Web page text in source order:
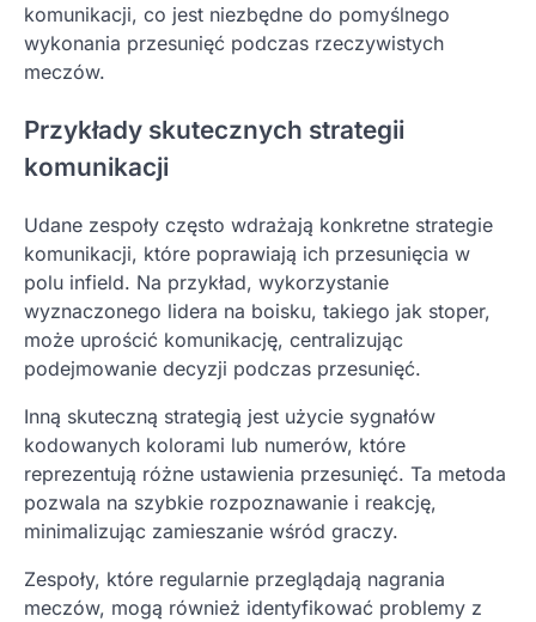
komunikacji, co jest niezbędne do pomyślnego
wykonania przesunięć podczas rzeczywistych
meczów.
Przykłady skutecznych strategii
komunikacji
Udane zespoły często wdrażają konkretne strategie
komunikacji, które poprawiają ich przesunięcia w
polu infield. Na przykład, wykorzystanie
wyznaczonego lidera na boisku, takiego jak stoper,
może uprościć komunikację, centralizując
podejmowanie decyzji podczas przesunięć.
Inną skuteczną strategią jest użycie sygnałów
kodowanych kolorami lub numerów, które
reprezentują różne ustawienia przesunięć. Ta metoda
pozwala na szybkie rozpoznawanie i reakcję,
minimalizując zamieszanie wśród graczy.
Zespoły, które regularnie przeglądają nagrania
meczów, mogą również identyfikować problemy z